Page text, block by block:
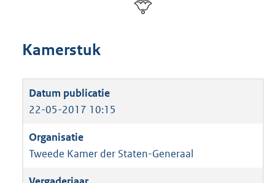
Kamerstuk
22-05-2017 10:15
Tweede Kamer der Staten-Generaal